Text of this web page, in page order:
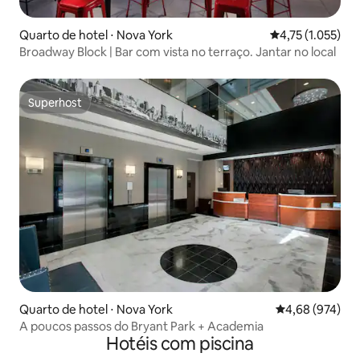
Quarto de hotel ⋅ Nova York 4,75 de uma
4,75 (1.055)
Broadway Block | Bar com vista no terraço. Jantar no local
Superhost
Superhost
Quarto de hotel ⋅ Nova York 4,68 de uma
4,68 (974)
A poucos passos do Bryant Park + Academia
Hotéis com piscina